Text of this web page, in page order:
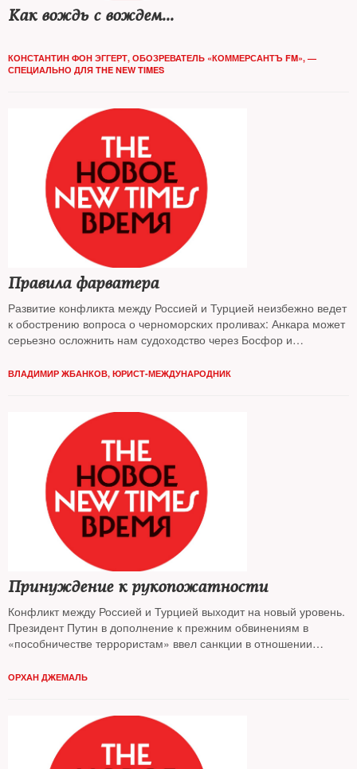
Как вождь с вождем...
КОНСТАНТИН ФОН ЭГГЕРТ, ОБОЗРЕВАТЕЛЬ «КОММЕРСАНТЪ FM», —
СПЕЦИАЛЬНО ДЛЯ THE NEW TIMES
Правила фарватера
Развитие конфликта между Россией и Турцией неизбежно ведет
к обострению вопроса о черноморских проливах: Анкара может
серьезно осложнить нам судоходство через Босфор и
ВЛАДИМИР ЖБАНКОВ, ЮРИСТ-МЕЖДУНАРОДНИК
Принуждение к рукопожатности
Конфликт между Россией и Турцией выходит на новый уровень.
Президент Путин в дополнение к прежним обвинениям в
«пособничестве террористам» ввел санкции в отношении
назвав турецкое руководство «правящей кликой». Президент
государством»*. Что происходит и чего ждать — размышлял The
New Times
ОРХАН ДЖЕМАЛЬ